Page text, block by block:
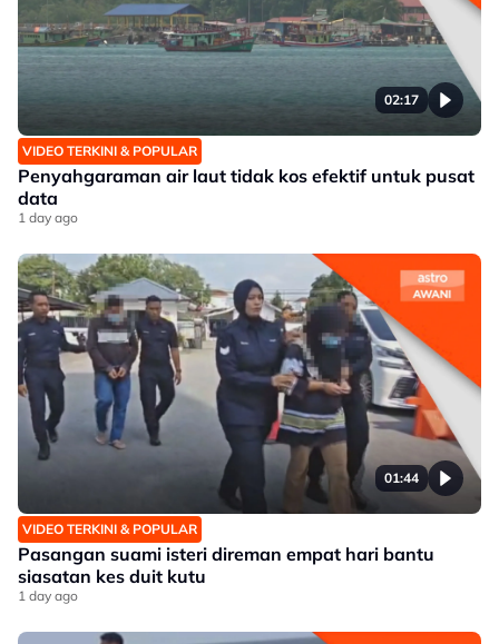
02:17
VIDEO TERKINI & POPULAR
Penyahgaraman air laut tidak kos efektif untuk pusat
data
1 day ago
01:44
VIDEO TERKINI & POPULAR
Pasangan suami isteri direman empat hari bantu
siasatan kes duit kutu
1 day ago